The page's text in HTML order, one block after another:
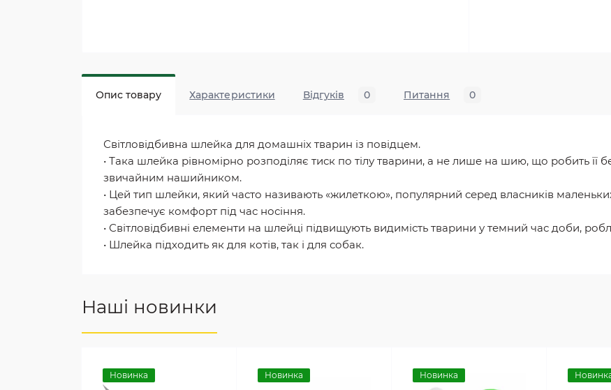
Опис товару Характеристики Відгуків 0 Питання 0
Світловідбивна шлейка для домашніх тварин із повідцем.
• Така шлейка рівномірно розподіляє тиск по тілу тварини, а не лише на шию, що робить її
звичайним нашийником.
• Цей тип шлейки, який часто називають «жилеткою», популярний серед власників маленьких
забезпечує комфорт під час носіння.
• Світловідбивні елементи на шлейці підвищують видимість тварини у темний час доби,
• Шлейка підходить як для котів, так і для собак.
Наші новинки
Новинка Новинка Новинка